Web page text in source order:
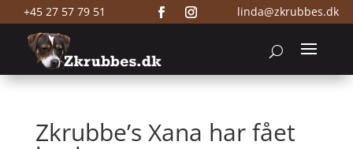
+45 27 57 79 51 linda@zkrubbes.dk
Zkrubbe’s Xana har fået